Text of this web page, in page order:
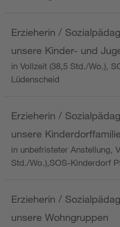
Erzieherin /
unsere Kinder- und
in Vollzeit (38,5 Std./Wo.),
Lüdenscheid
Erzieherin /
unsere Kinderdorffamilie
in unbefristeter Anstellung,
Std./Wo.),SOS-Kinderdorf
Erzieherin /
unsere Wohngruppen